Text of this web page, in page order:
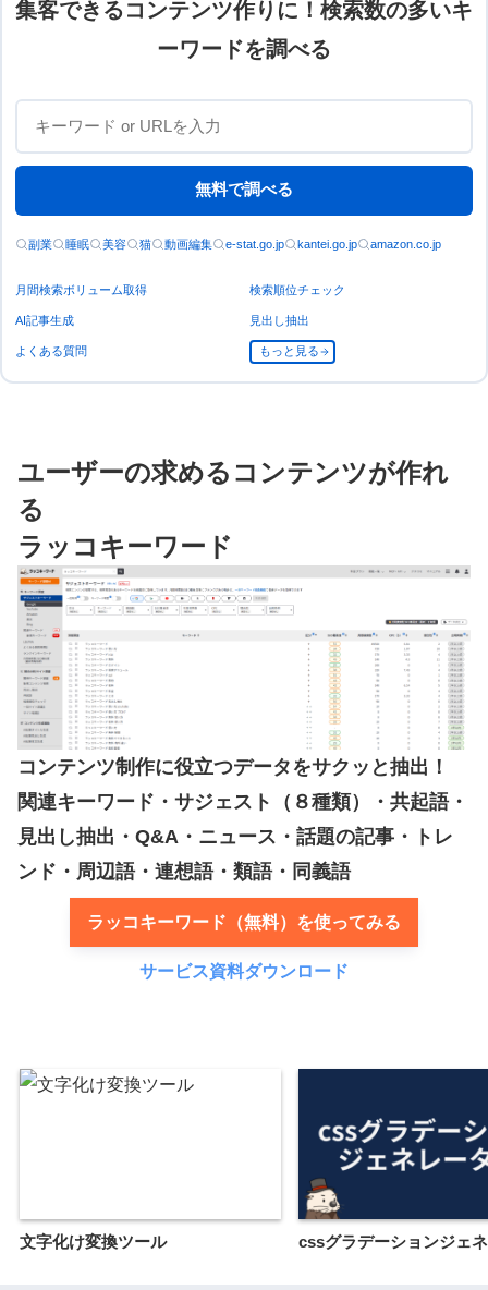
集客できるコンテンツ作りに！検索数の多いキ
ーワードを調べる
無料で調べる
副業 睡眠 美容 猫 動画編集 e-stat.go.jp kantei.go.jp amazon.co.jp
月間検索ボリューム取得 検索順位チェック
AI記事生成 見出し抽出
よくある質問 もっと見る
ユーザーの求めるコンテンツが作れ
る
ラッコキーワード
コンテンツ制作に役立つデータをサクッと抽出！
関連キーワード・サジェスト（８種類）・共起語・
見出し抽出・Q&A・ニュース・話題の記事・トレ
ンド・周辺語・連想語・類語・同義語
ラッコキーワード（無料）を使ってみる
サービス資料ダウンロード
文字化け変換ツール cssグラデーションジェ